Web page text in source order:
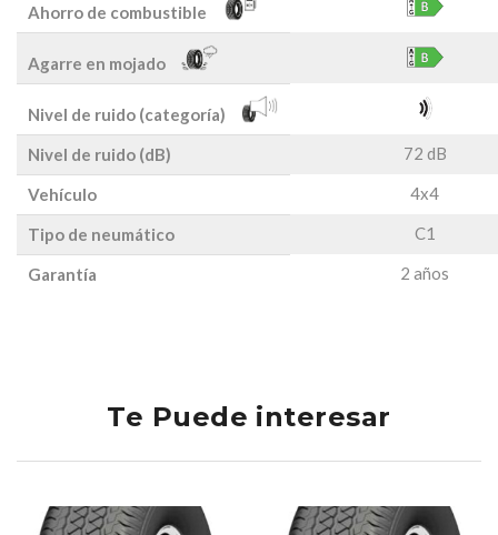
Ahorro de combustible
Agarre en mojado
Nivel de ruido (categoría)
Nivel de ruido (dB)
72 dB
Vehículo 4x4
Tipo de neumático C1
Garantía 2 años
Te Puede interesar